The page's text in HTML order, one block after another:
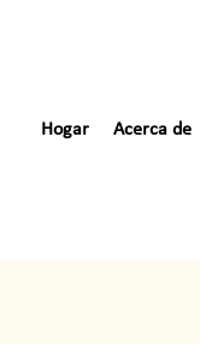
Hogar Acerca de